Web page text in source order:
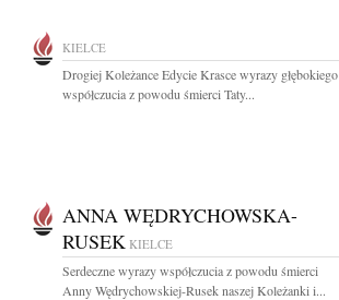
KIELCE
Drogiej Koleżance Edycie Krasce wyrazy głębokiego
współczucia z powodu śmierci Taty...
ANNA WĘDRYCHOWSKA-
RUSEK KIELCE
Serdeczne wyrazy współczucia z powodu śmierci
Anny Wędrychowskiej-Rusek naszej Koleżanki i...